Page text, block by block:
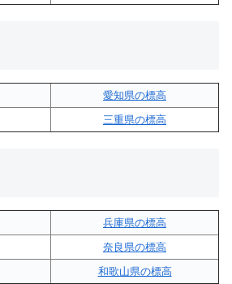
愛知県の標高
三重県の標高
兵庫県の標高
奈良県の標高
和歌山県の標高